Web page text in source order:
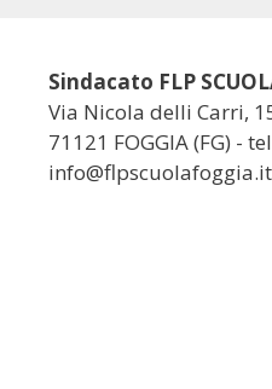
Sindacato FLP
Via Nicola delli Carri,
71121 FOGGIA (FG) -
info@flpscuolafoggia.it